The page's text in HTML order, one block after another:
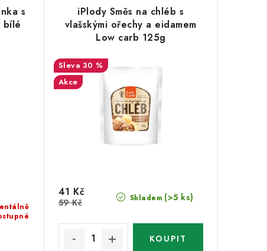
s
bílé
iPlody Směs na chléb s
vlašskými ořechy a eidamem
Low carb 125g
30 %
Akce
Skladem (>5 ks)
41 Kč
59 Kč